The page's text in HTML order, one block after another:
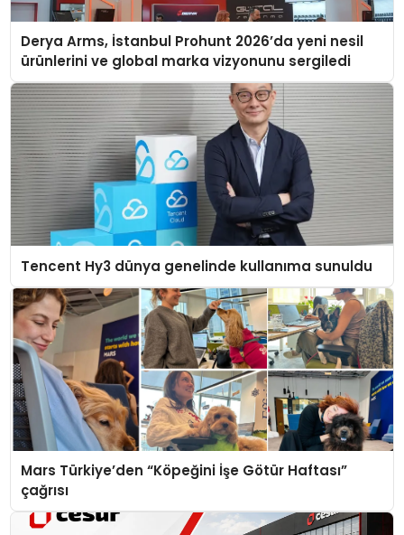
Derya Arms, İstanbul Prohunt 2026’da yeni nesil
ürünlerini ve global marka vizyonunu sergiledi
Tencent Hy3 dünya genelinde kullanıma sunuldu
Mars Türkiye’den “Köpeğini İşe Götür Haftası”
çağrısı